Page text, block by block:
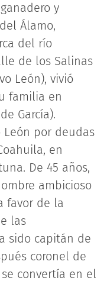
y
Álamo,
del río
de los Salinas
León), vivió
familia en
García).
León por deudas
en
De 45 años,
ambicioso
favor de la
las
sido capitán de
coronel de
convertía en el